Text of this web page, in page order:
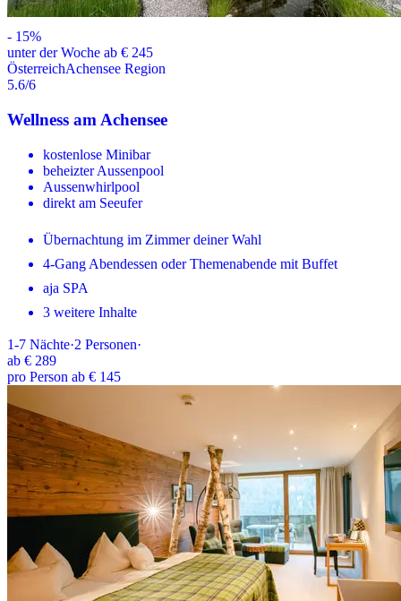
- 15%
unter der Woche ab € 245
ÖsterreichAchensee Region
5.6/6
Wellness am Achensee
kostenlose Minibar
beheizter Aussenpool
Aussenwhirlpool
direkt am Seeufer
Übernachtung im Zimmer deiner Wahl
4-Gang Abendessen oder Themenabende mit Buffet
aja SPA
3 weitere Inhalte
1-7 Nächte·2 Personen·
ab € 289
pro Person ab € 145